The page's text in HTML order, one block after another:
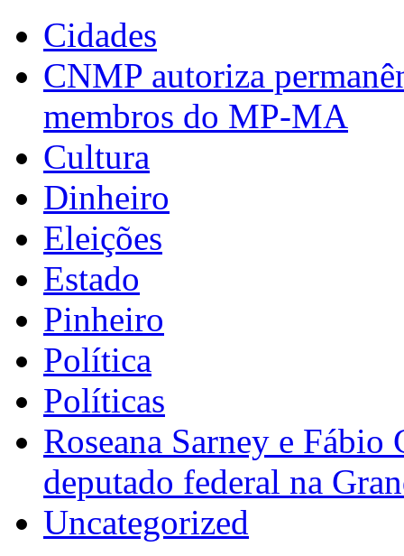
Cidades
CNMP autoriza
membros do MP-MA
Cultura
Dinheiro
Eleições
Estado
Pinheiro
Política
Políticas
Roseana Sarney e
deputado federal na
Uncategorized